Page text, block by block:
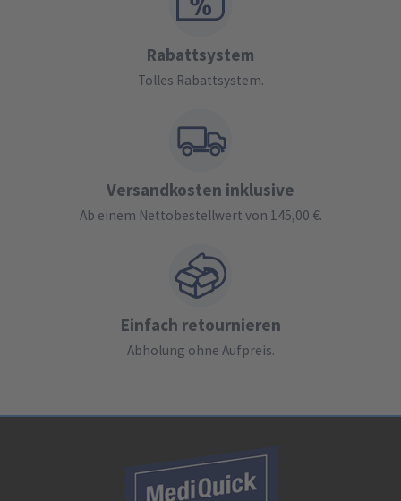
Rabattsystem
Tolles Rabattsystem.
Versandkosten inklusive
Ab einem Nettobestellwert von 145,00 €.
Einfach retournieren
Abholung ohne Aufpreis.